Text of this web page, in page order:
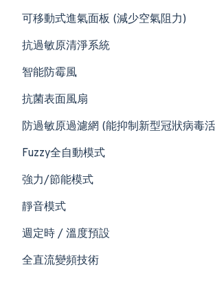
可移動式進氣面板 (減少空氣阻力)
抗過敏原清淨系統
智能防霉風
抗菌表面風扇
防過敏原過濾網 (能抑制新型冠狀病毒
Fuzzy全自動模式
強力/節能模式
靜音模式
週定時 / 溫度預設
全直流變頻技術